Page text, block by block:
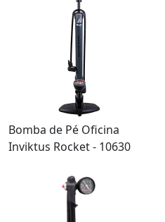
Bomba de Pé Oficina
Inviktus Rocket - 10630